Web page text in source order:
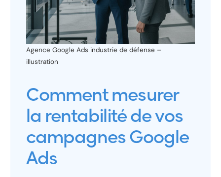
Agence Google Ads industrie de défense –
illustration
Comment mesurer
la rentabilité de vos
campagnes Google
Ads